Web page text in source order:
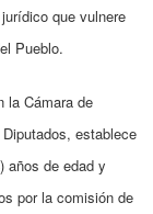
que vulnere
Pueblo.
la Cámara de
establece
años de edad y
por la comisión de